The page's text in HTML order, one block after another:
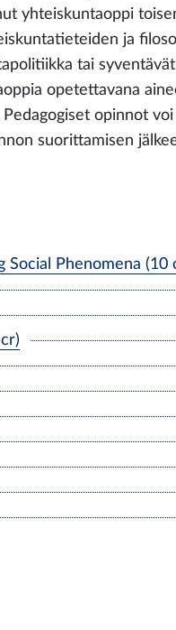
yhteiskuntaoppi
ja
tai
opetettavana
opinnot
suorittamisen
Phenomena (10